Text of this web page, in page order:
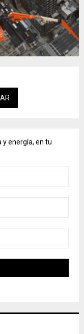
energía, en tu